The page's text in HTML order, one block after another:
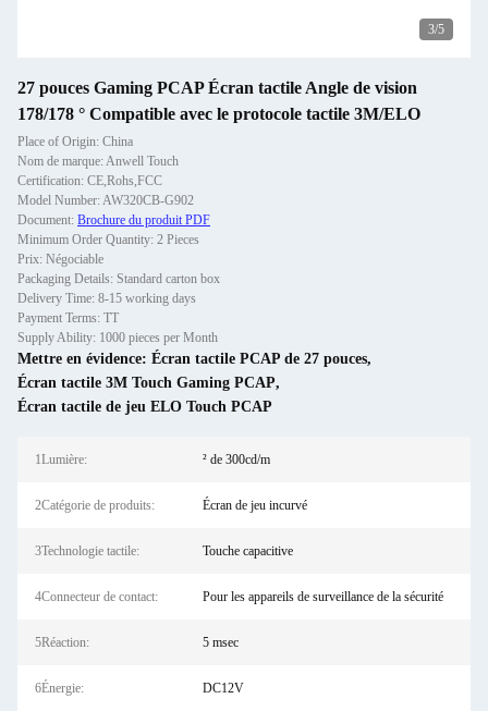
3/5
27 pouces Gaming PCAP Écran tactile Angle de vision
178/178 ° Compatible avec le protocole tactile 3M/ELO
Place of Origin: China
Nom de marque: Anwell Touch
Certification: CE,Rohs,FCC
Model Number: AW320CB-G902
Document: Brochure du produit PDF
Minimum Order Quantity: 2 Pieces
Prix: Négociable
Packaging Details: Standard carton box
Delivery Time: 8-15 working days
Payment Terms: TT
Supply Ability: 1000 pieces per Month
Mettre en évidence: Écran tactile PCAP de 27 pouces,
Écran tactile 3M Touch Gaming PCAP,
Écran tactile de jeu ELO Touch PCAP
1Lumière: ² de 300cd/m
2Catégorie de produits: Écran de jeu incurvé
3Technologie tactile: Touche capacitive
4Connecteur de contact: Pour les appareils de surveillance de la sécurité
5Réaction: 5 msec
6Énergie: DC12V